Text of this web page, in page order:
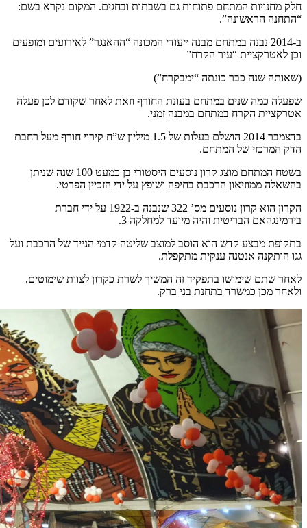
חלק מחנויות המתחם פתוחות גם בשבתות ובחגים. המקום נקרא בשם:
“התחנה הראשונה”.
ב-2014 נבנה במתחם מבנה ייעודי המכונה “ההאנגר” לאירועים ומופעים
וכן לאטרקציית “עיר הקרח”
(שאותה שנה כבר כונתה “ימבקרח”)
שפעלה כמה שנים במתחם בעונת החורף וזאת לאחר שקודם לכן פעלה
אטרקציית הקרח במתחם במבנה זמני.
בדצמבר 2014 הושלם בעלות של 1.5 מיליון ש”ח קירוי חורף מעל רחבת
הדק המרכזי של המתחם.
בשטח המתחם מוצג קרון נוסעים היסטורי בן כמעט 100 שנה שניתן
בהשאלה ממוזיאון הרכבת בחיפה ושופץ על ידי הזכיין הפרטי.
הקרון הוא קרון נוסעים מס’ 322 שנבנה ב-1922 על ידי חברת
בירמינגהאם הבריטית והיה מיועד למחלקה 3.
בתקופת מבצע קדש הוא הוסב למוצב שליטה קדמי הנייד של הרכבת ועל
גגו הותקנה אנטנה ענקית מתקפלת.
לאחר שתם שימושו בתפקיד זה המשיך לשרת כקרון לצוות שימוטים,
ולאחר מכן כמשרד בתחנת בני ברק.